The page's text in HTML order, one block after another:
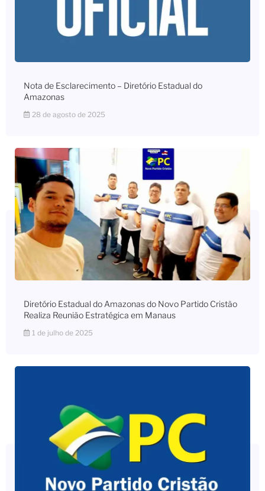
Nota de Esclarecimento – Diretório Estadual do
Amazonas
28 de agosto de 2025
Diretório Estadual do Amazonas do Novo Partido Cristão
Realiza Reunião Estratégica em Manaus
1 de julho de 2025